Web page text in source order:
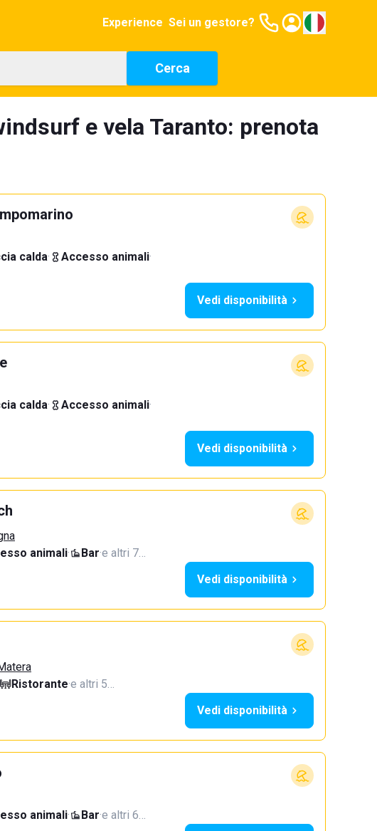
Experience Sei un gestore?
Cerca
e vela Taranto: prenota
calda· Accesso animali·
Vedi disponibilità
calda· Accesso animali·
Vedi disponibilità
animali· Bar·e altri 7…
Vedi disponibilità
Ristorante·e altri 5…
Vedi disponibilità
animali· Bar·e altri 6…